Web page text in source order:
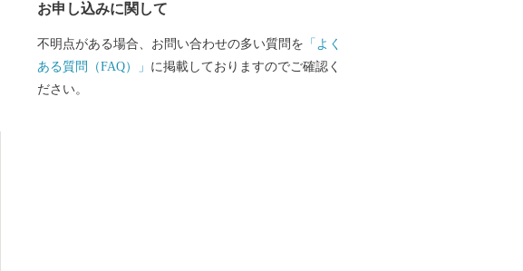
林」（1928(昭和3)年「自生北限のブナ林」として国の
天然記念物に指定）が広がっており、散策路では、幹
が伸び枝葉が上に広がる「北のヤシの木」と呼ばれる
お申し込みに関して
不明点がある場合、お問い合わせの多い質問を 「よく
ある質問（FAQ）」 に掲載しておりますのでご確認く
ださい。